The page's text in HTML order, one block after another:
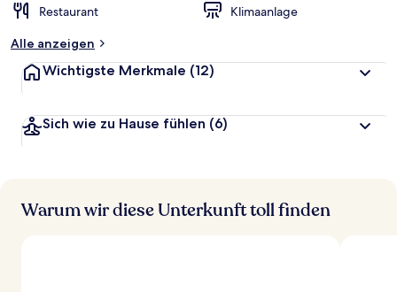
Restaurant
Klimaanlage
Alle anzeigen
Wichtigste Merkmale (12)
Sich wie zu Hause fühlen (6)
Warum wir diese Unterkunft toll finden